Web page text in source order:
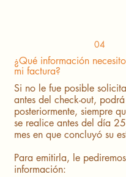
04
¿Qué información
mi factura?
Si no le fue posible
antes del check-out,
posteriormente, siempre
se realice antes del día
mes en que concluyó su
Para emitirla, le
información: